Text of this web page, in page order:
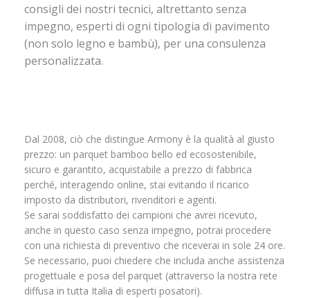
consigli dei nostri tecnici, altrettanto senza
impegno, esperti di ogni tipologia di pavimento
(non solo legno e bambù), per una consulenza
personalizzata.
Dal 2008, ciò che distingue Armony è la qualità al giusto
prezzo: un parquet bamboo bello ed ecosostenibile,
sicuro e garantito, acquistabile a prezzo di fabbrica
perché, interagendo online, stai evitando il ricarico
imposto da distributori, rivenditori e agenti.
Se sarai soddisfatto dei campioni che avrei ricevuto,
anche in questo caso senza impegno, potrai procedere
con una richiesta di preventivo che riceverai in sole 24 ore.
Se necessario, puoi chiedere che includa anche assistenza
progettuale e posa del parquet (attraverso la nostra rete
diffusa in tutta Italia di esperti posatori).